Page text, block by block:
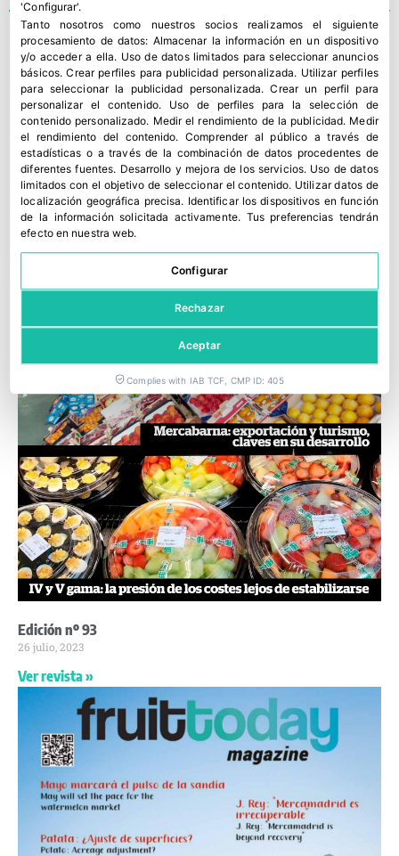
« ANTERIOR 1 2 3 4 5 SIGUIENTE »
últimas Ediciones
Edición nº 93
26 julio, 2023
Ver revista »
'Configurar'.
Tanto nosotros como nuestros socios realizamos el siguiente
procesamiento de datos: Almacenar la información en un dispositivo
y/o acceder a ella. Uso de datos limitados para seleccionar anuncios
básicos.Crear perfiles para publicidad personalizada. Utilizar perfiles
para seleccionar la publicidad personalizada.Crear un perfil para
personalizar el contenido. Uso de perfiles para la selección de
contenido personalizado. Medir el rendimiento de la publicidad. Medir
el rendimiento del contenido.Comprender al público a través de
estadísticas o a través de la combinación de datos procedentes de
diferentes fuentes. Desarrollo y mejora de los servicios. Uso de datos
limitados con el objetivo de seleccionar el contenido. Utilizar datos de
localización geográfica precisa. Identificar los dispositivos en función
de la información solicitada activamente. Tus preferencias tendrán
efecto en nuestra web.
Configurar
Rechazar
Aceptar
Complies with IAB TCF, CMP ID: 405